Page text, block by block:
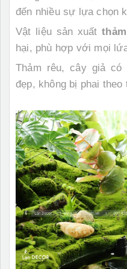
đến nhiều sự lựa chọn
Vật liệu sản xuất
hại, phù hợp với mọi
Thảm rêu, cây giả có
đẹp, không bị phai theo